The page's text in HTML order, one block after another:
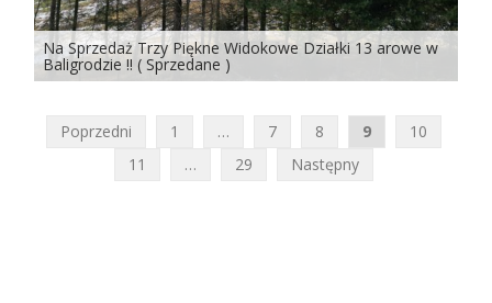
Na Sprzedaż Trzy Piękne Widokowe Działki 13 arowe w
Baligrodzie !! ( Sprzedane )
Nawigacja
Poprzedni 1 … 7 8 9
10
11
… 29 Następny